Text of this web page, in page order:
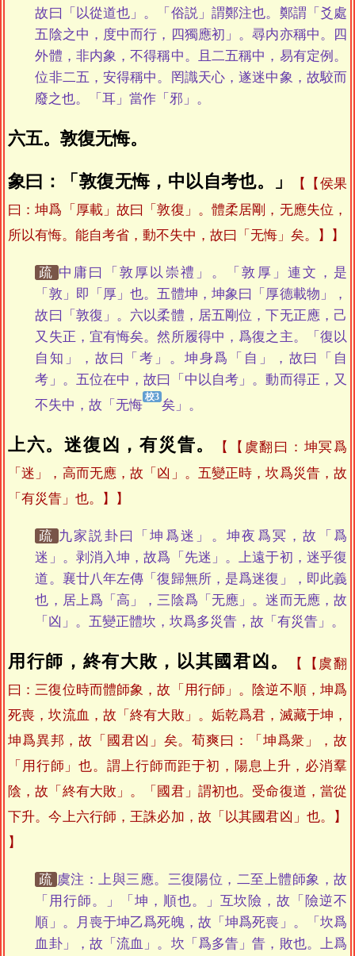
故曰「以從道也」。「俗説」謂鄭注也。鄭謂「爻處
五陰之中，度中而行，四獨應初」。尋内亦稱中。四
外體，非内象，不得稱中。且二五稱中，易有定例。
位非二五，安得稱中。罔識天心，遂迷中象，故駮而
廢之也。「耳」當作「邪」。
六五。敦復无悔。
象曰：「敦復无悔，中以自考也。」
【侯果
曰：坤爲「厚載」故曰「敦復」。體柔居剛，无應失位，
所以有悔。能自考省，動不失中，故曰「无悔」矣。】
疏 中庸曰「敦厚以崇禮」。「敦厚」連文，是
「敦」即「厚」也。五體坤，坤象曰「厚德載物」，
故曰「敦復」。六以柔體，居五剛位，下无正應，己
又失正，宜有悔矣。然所履得中，爲復之主。「復以
自知」，故曰「考」。坤身爲「自」，故曰「自
考」。五位在中，故曰「中以自考」。動而得正，又
不失中，故「无悔
矣」。
上六。迷復凶，有災眚。
【虞翻曰：坤冥爲
「迷」，高而无應，故「凶」。五變正時，坎爲災眚，故
「有災眚」也。】
疏 九家説卦曰「坤爲迷」。坤夜爲冥，故「爲
迷」。剥消入坤，故爲「先迷」。上遠于初，迷乎復
道。襄廿八年左傳「復歸無所，是爲迷復」，即此義
也，居上爲「高」，三陰爲「无應」。迷而无應，故
「凶」。五變正體坎，坎爲多災眚，故「有災眚」。
用行師，終有大敗，以其國君凶。
【虞翻
曰：三復位時而體師象，故「用行師」。陰逆不順，坤爲
死喪，坎流血，故「終有大敗」。姤乾爲君，滅藏于坤，
坤爲異邦，故「國君凶」矣。荀爽曰：「坤爲衆」，故
「用行師」也。謂上行師而距于初，陽息上升，必消羣
陰，故「終有大敗」。「國君」謂初也。受命復道，當從
下升。今上六行師，王誅必加，故「以其國君凶」也。】
疏 虞注：上與三應。三復陽位，二至上體師象，故
「用行師。」「坤，順也。」互坎險，故「險逆不
順」。月喪于坤乙爲死魄，故「坤爲死喪」。「坎爲
血卦」，故「流血」。坎「爲多眚」眚，敗也。上爲